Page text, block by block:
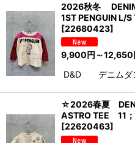
2026秋冬
1ST PENGUIN
[22680423]
9,900円 ～12,650
D&D デニムダ
☆2026春夏
ASTRO TEE 11
[22620463]